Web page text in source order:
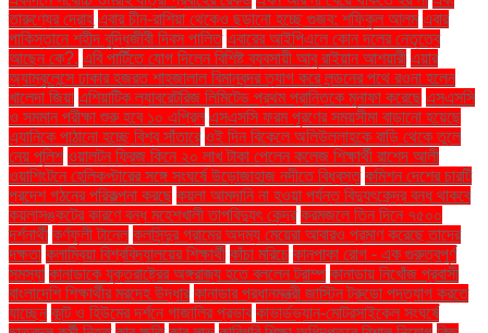
তারুণ্যের দ্রোহ এবার চীন-রাশিয়া থেকেও ছড়ানো হচ্ছে গুজব: শফিকুল আলম এবার
পাকিস্তানে শহীদ বুদ্ধিজীবী দিবস পালিত এবারের আইপিএলে কোন দলের নেতৃত্বে
আছেন কে?. এবি পার্টিতে যোগ দিলেন বিশিষ্ট ব্যবসায়ী আবু রাইয়ান আশয়ারী এয়ার
অ্যাম্বুলেন্সে ঢাকার হজরত শাহজালাল বিমানবন্দর ত্যাগ করে লন্ডনের পথে রওনা হলেন
খালেদা জিয়া এশিয়াটিক ল্যাবরেটরিজ লিমিটেড প্রথম প্রান্তিকে মুনাফা করেছে এসএসসি
ও সমমান পরীক্ষা শুরু হবে ১০ এপ্রিল এসএসসি ফরম পূরণের সময়সীমা বাড়ানো হয়েছে
এ্যানিকে পাঠানো হচ্ছে বিশ্ব সাঁতারে ওই দিন বিকেলে অলিউল্লাহকে বাড়ি থেকে তুলে
নেয় পুলিশ ওয়ালটন ফ্রিজ কিনে ২০ লাখ টাকা পেলেন কলেজ শিক্ষার্থী রাশেদ আলী
ওয়াশিংটনে হেলিকপ্টারের সঙ্গে সংঘর্ষে উড়োজাহাজ নদীতে বিধ্বস্ত কমিশন দেশের চারটি
প্রদেশ গঠনের পরিকল্পনা করছে কয়লা আমদানি না হওয়া পর্যন্ত বিদ্যুৎকেন্দ্র বন্ধ থাকবে
কয়লাসঙ্কটের কারণে বন্ধ মহেশখালী তাপবিদ্যুৎ কেন্দ্র করমজলে তিন দিনে ৭৫০০
দর্শনার্থী কর্ণফুলী টানেল কলসিন্দুর গ্রামের অদম্য মেয়েরা আবারও প্রমাণ করেছে তাদের
দক্ষতা কলাম্বিয়া বিশ্ববিদ্যালয়ের শিক্ষার্থী কাঁচা মরিচে কানপাকা রোগ - এক গুরুত্বপুর্ণ
সমস্যা কানাডাকে যুক্তরাষ্ট্রের অঙ্গরাজ্য হতে বললেন ট্রাম্প কানাডায় নিখোঁজ প্রবাসী
বাংলাদেশি শিক্ষার্থীর মরদেহ উদ্ধার কানাডার প্রধানমন্ত্রী জাস্টিন ট্রুডো পদত্যাগ করতে
যাচ্ছেন কান্ট ও হিউমের দর্শনে গাজালির প্রভাব কাভার্ডভ্যান-মোটরসাইকেল সংঘর্ষে